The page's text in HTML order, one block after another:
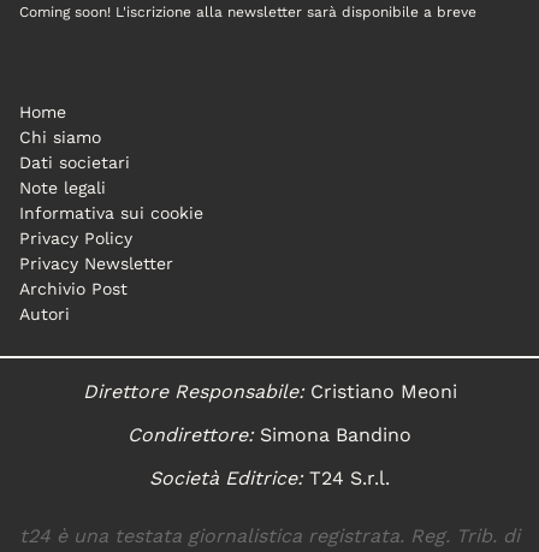
Coming soon! L'iscrizione alla newsletter sarà disponibile a breve
Home
Chi siamo
Dati societari
Note legali
Informativa sui cookie
Privacy Policy
Privacy Newsletter
Archivio Post
Autori
Direttore Responsabile:Cristiano Meoni
Condirettore:Simona Bandino
Società Editrice:T24 S.r.l.
t24 è una testata giornalistica registrata. Reg. Trib. di